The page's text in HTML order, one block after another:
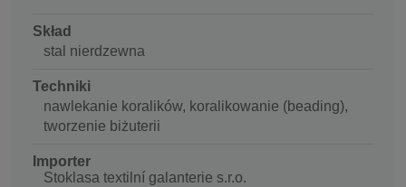
Skład
stal nierdzewna
Techniki
nawlekanie koralików, koralikowanie (beading),
tworzenie biżuterii
Importer
Stoklasa textilní galanterie s.r.o.